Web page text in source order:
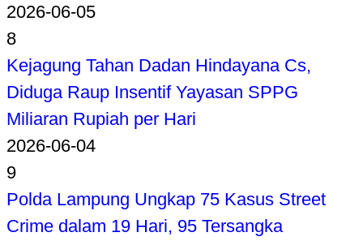
2026-06-05
8
Kejagung Tahan Dadan Hindayana Cs,
Diduga Raup Insentif Yayasan SPPG
Miliaran Rupiah per Hari
2026-06-04
9
Polda Lampung Ungkap 75 Kasus Street
Crime dalam 19 Hari, 95 Tersangka